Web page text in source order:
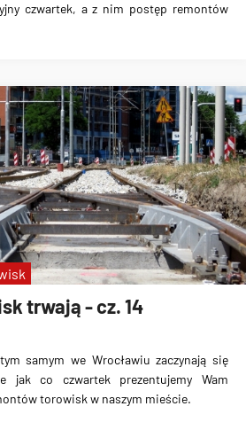
czwartek, a z nim postęp remontów
trwają - cz. 14
samym we Wrocławiu zaczynają się
jak co czwartek prezentujemy Wam
torowisk w naszym mieście.